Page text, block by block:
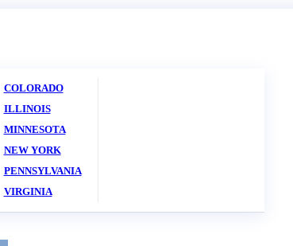
COLORADO
ILLINOIS
MINNESOTA
NEW YORK
PENNSYLVANIA
VIRGINIA